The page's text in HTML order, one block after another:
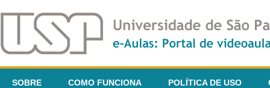
SOBRE COMO FUNCIONA POLÍTICA DE USO